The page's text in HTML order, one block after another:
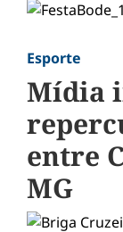
Esporte
Mídia
entre
MG